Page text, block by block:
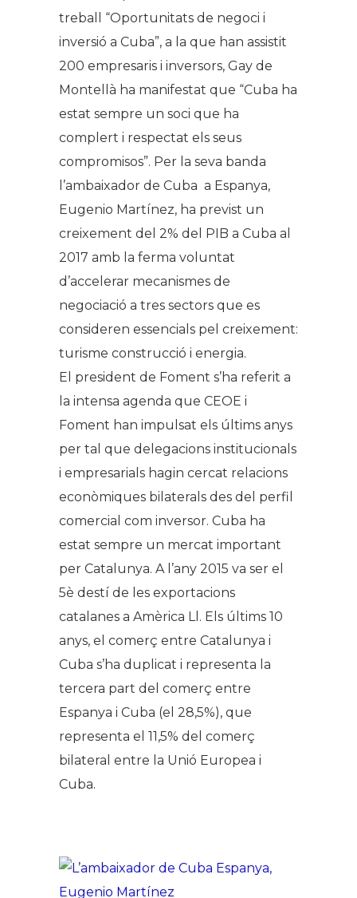
treball “Oportunitats de negoci i
inversió a Cuba”, a la que han assistit
200 empresaris i inversors, Gay de
Montellà ha manifestat que “Cuba ha
estat sempre un soci que ha
complert i respectat els seus
compromisos”. Per la seva banda
l’ambaixador de Cuba a Espanya,
Eugenio Martínez, ha previst un
creixement del 2% del PIB a Cuba al
2017 amb la ferma voluntat
d’accelerar mecanismes de
negociació a tres sectors que es
consideren essencials pel creixement:
turisme construcció i energia.
El president de Foment s’ha referit a
la intensa agenda que CEOE i
Foment han impulsat els últims anys
per tal que delegacions institucionals
i empresarials hagin cercat relacions
econòmiques bilaterals des del perfil
comercial com inversor. Cuba ha
estat sempre un mercat important
per Catalunya. A l’any 2015 va ser el
5è destí de les exportacions
catalanes a Amèrica Ll. Els últims 10
anys, el comerç entre Catalunya i
Cuba s’ha duplicat i representa la
tercera part del comerç entre
Espanya i Cuba (el 28,5%), que
representa el 11,5% del comerç
bilateral entre la Unió Europea i
Cuba.